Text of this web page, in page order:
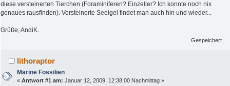
diese versteinerten Tierchen (Foraminiferen? Einzeller? Ich konnte noch nix
genaues rausfinden). Versteinerte Seeigel findet man auch hin und wieder...
Grüße, AndiK.
Gespeichert
lithoraptor
Marine Fossilien
«Antwort #1 am: Januar 12, 2009, 12:38:00 Nachmittag »